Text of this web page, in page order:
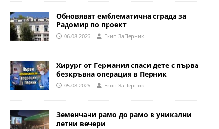
Обновяват емблематична сграда за
Радомир по проект
06.08.2026 Eкип ЗаПерник
Хирург от Германия спаси дете с първа
безкръвна операция в Перник
05.08.2026 Eкип ЗаПерник
Земенчани рамо до рамо в уникални
летни вечери